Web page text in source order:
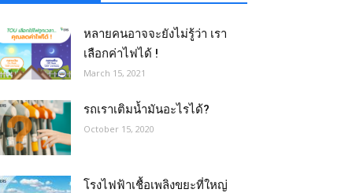
หลายคนอาจจะยังไม่รู้ว่า เรา
เลือกค่าไฟได้ !
March 15, 2021
รถเราเติมน้ำมันอะไรได้?​
October 15, 2020
โรงไฟฟ้าเชื้อเพลิงขยะที่ใหญ่